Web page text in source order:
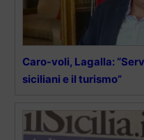
Caro-voli, Lagalla:
siciliani e il turismo”